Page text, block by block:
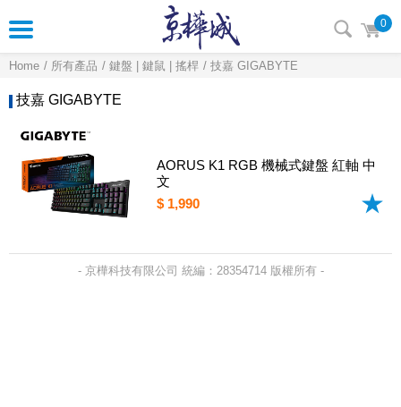
0
Home 所有產品 鍵盤 | 鍵鼠 | 搖桿 技嘉 GIGABYTE
技嘉 GIGABYTE
AORUS K1 RGB 機械式鍵盤 紅軸 中
文
$ 1,990
- 京樺科技有限公司 統編：28354714 版權所有 -